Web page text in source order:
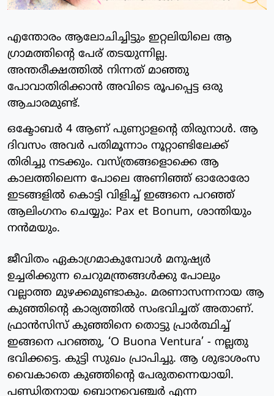
എന്തോരം ആലോചിച്ചിട്ടും ഇറ്റലിയിലെ ആ
ഗ്രാമത്തിന്റെ പേര് തടയുന്നില്ല.
അന്തരീക്ഷത്തിൽ നിന്നത് മാഞ്ഞു
പോവാതിരിക്കാൻ അവിടെ രൂപപ്പെട്ട ഒരു
ആചാരമുണ്ട്.
ഒക്ടോബർ 4 ആണ് പുണ്യാളന്റെ തിരുനാൾ. ആ
ദിവസം അവർ പതിമൂന്നാം നൂറ്റാണ്ടിലേക്ക്
തിരിച്ചു നടക്കും. വസ്ത്രങ്ങളൊക്കെ ആ
കാലത്തിലെന്ന പോലെ അണിഞ്ഞ് ഓരോരോ
ഇടങ്ങളിൽ കൊട്ടി വിളിച്ച് ഇങ്ങനെ പറഞ്ഞ്
ആലിംഗനം ചെയ്യും: Pax et Bonum, ശാന്തിയും
നൻമയും.
ജീവിതം ഏകാഗ്രമാകുമ്പോൾ മനുഷ്യർ
ഉച്ചരിക്കുന്ന ചെറുമന്ത്രങ്ങൾക്കു പോലും
വല്ലാത്ത മുഴക്കമുണ്ടാകും. മരണാസന്നനായ ആ
കുഞ്ഞിന്റെ കാര്യത്തിൽ സംഭവിച്ചത് അതാണ്.
ഫ്രാൻസിസ് കുഞ്ഞിനെ തൊട്ടു പ്രാർത്ഥിച്ച്
ഇങ്ങനെ പറഞ്ഞു, ‘O Buona Ventura’ - നല്ലതു
ഭവിക്കട്ടെ. കുട്ടി സുഖം പ്രാപിച്ചു. ആ ശുഭാശംസ
വൈകാതെ കുഞ്ഞിന്റെ പേരുതന്നെയായി.
പണ്ഡിതനായ ബൊനവെഞ്ചർ എന്ന